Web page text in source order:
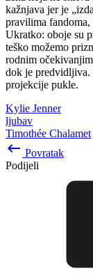
kažnjava jer je
pravilima fandoma,
Ukratko: oboje su
teško možemo
rodnim
dok je predvidljiva.
projekcije pukle.
Kylie Jenner
ljubav
Timothée Chalamet
keyboard_backspace Povratak
Podijeli